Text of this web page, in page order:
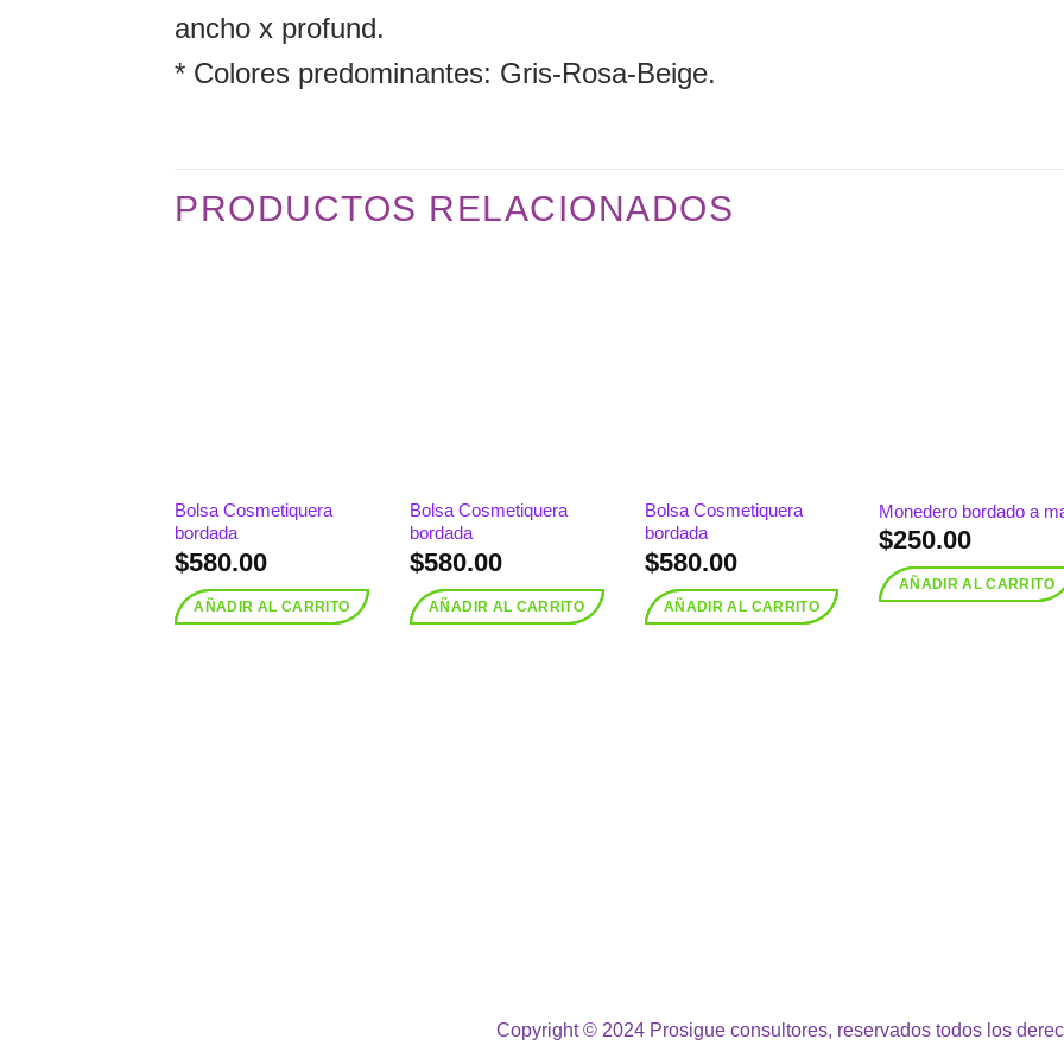
ancho x profund.
* Colores predominantes: Gris-Rosa-Beige.
PRODUCTOS RELACIONADOS
Bolsa Cosmetiquera
bordada
$580.00
AÑADIR AL CARRITO
Bolsa Cosmetiquera
bordada
$580.00
AÑADIR AL CARRITO
Bolsa Cosmetiquera
bordada
$580.00
AÑADIR AL CARRITO
Monedero bordado a
$250.00
AÑADIR AL CARRITO
Copyright © 2024 Prosigue consultores, reservados todos los